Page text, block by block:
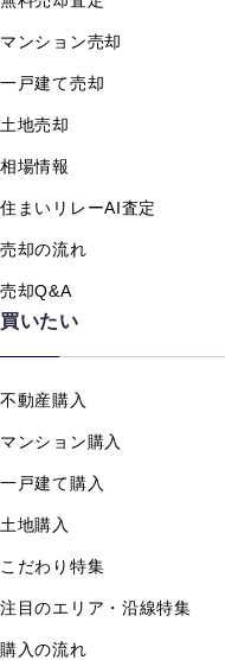
マンション売却
一戸建て売却
土地売却
相場情報
住まいリレーAI査定
売却の流れ
売却Q&A
買いたい
不動産購入
マンション購入
一戸建て購入
土地購入
こだわり特集
注目のエリア・沿線特集
購入の流れ